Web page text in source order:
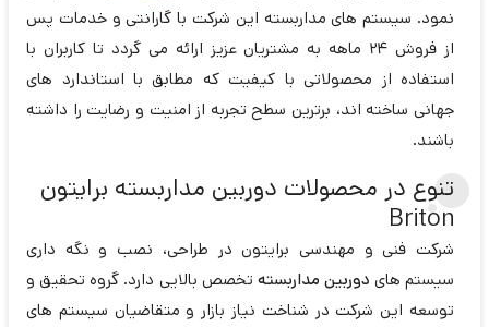
نمود. سیستم های مداربسته این شرکت با گارانتی و خدمات پس
از فروش 24 ماهه به مشتریان عزیز ارائه می گردد تا کاربران با
استفاده از محصولاتی با کیفیت که مطابق با استاندارد های
جهانی ساخته اند، برترین سطح تجربه از امنیت و رضایت را داشته
باشند.
تنوع در محصولات دوربین مداربسته برایتون
Briton
شرکت فنی و مهندسی برایتون در طراحی، نصب و نگه داری
سیستم های دوربین مداربسته تخصص بالایی دارد. گروه تحقیق و
توسعه این شرکت در شناخت نیاز بازار و متقاضیان سیستم های